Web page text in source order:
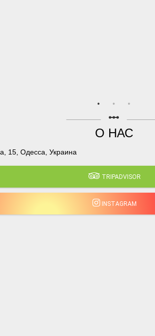
linear_scale
О НАС
15, Одесса, Украина
TRIPADVISOR
INSTAGRAM